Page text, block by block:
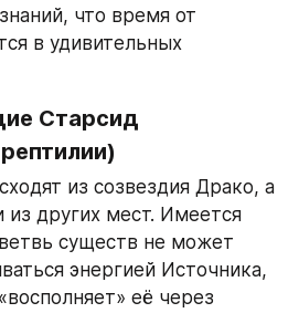
что время от
в удивительных
Старсид
из созвездия Драко, а
других мест. Имеется
существ не может
энергией Источника,
её через